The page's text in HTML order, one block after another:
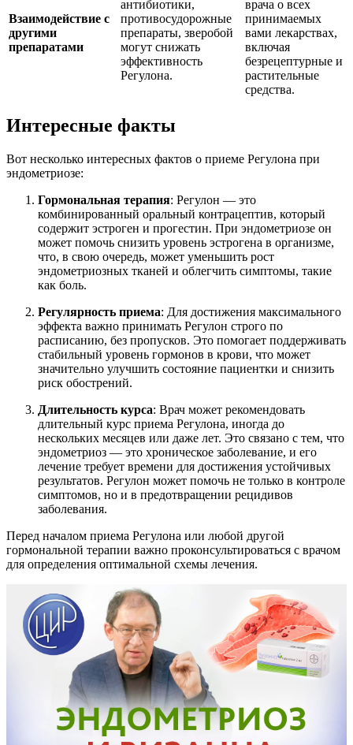
Взаимодействие с
другими
препаратами
антибиотики,
противосудорожные
препараты, зверобой
могут снижать
эффективность
Регулона.
врача о всех
принимаемых
вами лекарствах,
включая
безрецептурные и
растительные
средства.
Интересные факты
Вот несколько интересных фактов о приеме Регулона при
эндометриозе:
Гормональная терапия: Регулон — это
комбинированный оральный контрацептив, который
содержит эстроген и прогестин. При эндометриозе он
может помочь снизить уровень эстрогена в организме,
что, в свою очередь, может уменьшить рост
эндометриозных тканей и облегчить симптомы, такие
как боль.
Регулярность приема: Для достижения максимального
эффекта важно принимать Регулон строго по
расписанию, без пропусков. Это помогает поддерживать
стабильный уровень гормонов в крови, что может
значительно улучшить состояние пациентки и снизить
риск обострений.
Длительность курса: Врач может рекомендовать
длительный курс приема Регулона, иногда до
нескольких месяцев или даже лет. Это связано с тем, что
эндометриоз — это хроническое заболевание, и его
лечение требует времени для достижения устойчивых
результатов. Регулон может помочь не только в контроле
симптомов, но и в предотвращении рецидивов
заболевания.
Перед началом приема Регулона или любой другой
гормональной терапии важно проконсультироваться с врачом
для определения оптимальной схемы лечения.